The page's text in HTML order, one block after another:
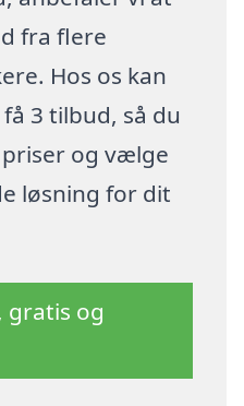
fra flere
Hos os kan
3 tilbud, så du
og vælge
løsning for dit
gratis og